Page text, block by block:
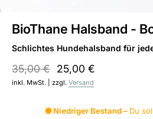
BioThane Halsband -
Schlichtes Hundehalsband für
35,00 € 25,00 €
inkl. MwSt. | zzgl. Versand
Niedriger Bestand – Du